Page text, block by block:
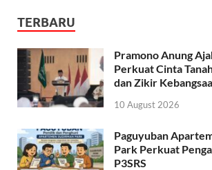
TERBARU
Pramono Anung
Perkuat Cinta
dan Zikir
10 August 2026
Paguyuban
Park Perkuat
P3SRS